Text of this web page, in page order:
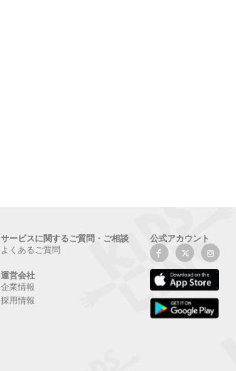
サービスに関するご質問・ご相談
よくあるご質問
運営会社
企業情報
採用情報
公式アカウント